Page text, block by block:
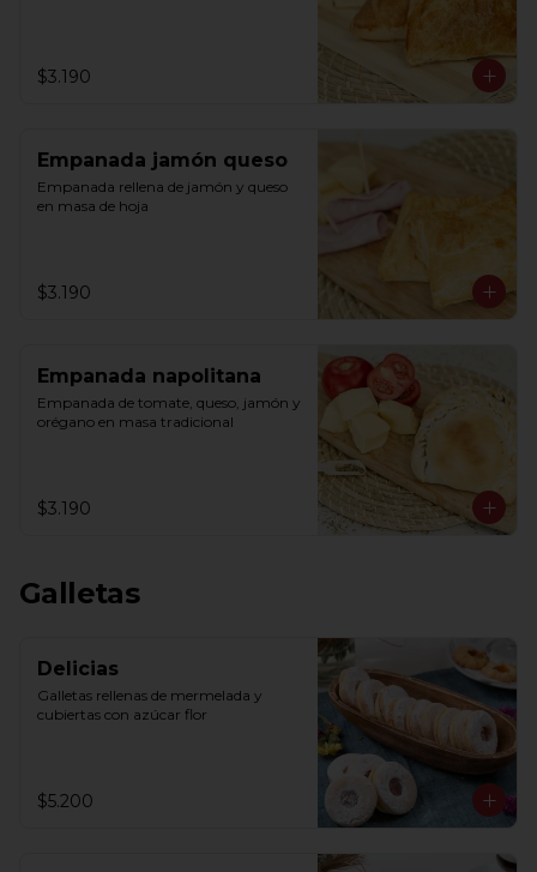
$3.190
Empanada jamón queso
Empanada rellena de jamón y queso
en masa de hoja
$3.190
Empanada napolitana
Empanada de tomate, queso, jamón y
orégano en masa tradicional
$3.190
Galletas
Delicias
Galletas rellenas de mermelada y
cubiertas con azúcar flor
$5.200